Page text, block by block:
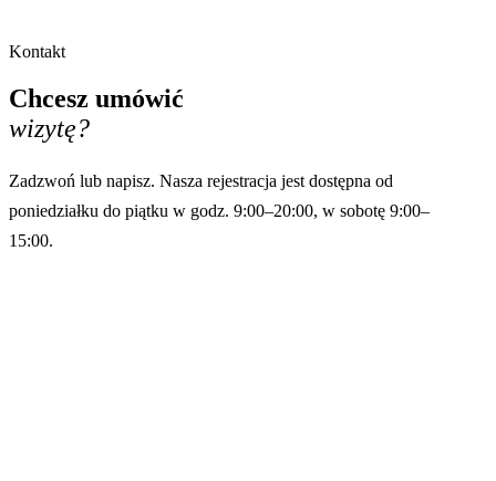
Kontakt
Chcesz umówić
wizytę?
Zadzwoń lub napisz. Nasza rejestracja jest dostępna od
poniedziałku do piątku w godz. 9:00–20:00, w sobotę 9:00–
15:00.